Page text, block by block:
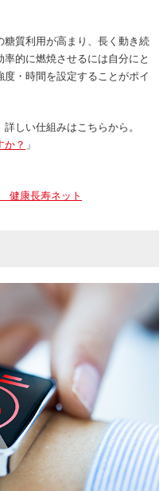
質利用が高まり、長く動き続
的に燃焼させるには自分にと
・時間を設定することがポイ
しい仕組みはこちらから。
か？ 」
健康長寿ネット